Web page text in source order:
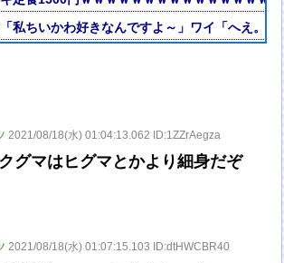
私ちいかわ好きなんですよ～」ワイ「へえ。
2021/08/18(水) 01:04:13.062 ID:1ZZrAegza
グマはヒグマとかより細身だぞ
2021/08/18(水) 01:07:15.103 ID:dtHWCBR40